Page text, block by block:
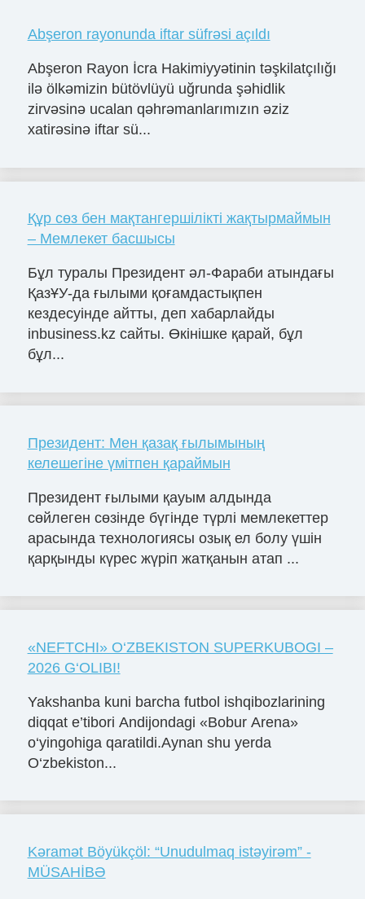
Abşeron rayonunda iftar süfrəsi açıldı
Abşeron Rayon İcra Hakimiyyətinin təşkilatçılığı
ilə ölkəmizin bütövlüyü uğrunda şəhidlik
zirvəsinə ucalan qəhrəmanlarımızın əziz
xatirəsinə iftar sü...
Құр сөз бен мақтангершілікті жақтырмаймын
– Мемлекет басшысы
Бұл туралы Президент әл-Фараби атындағы
ҚазҰУ-да ғылыми қоғамдастықпен
кездесуінде айтты, деп хабарлайды
inbusiness.kz сайты. Өкінішке қарай, бұл
бұл...
Президент: Мен қазақ ғылымының
келешегіне үмітпен қараймын
Президент ғылыми қауым алдында
сөйлеген сөзінде бүгінде түрлі мемлекеттер
арасында технологиясы озық ел болу үшін
қарқынды күрес жүріп жатқанын атап ...
«NЕFTCHI» O‘ZBЕKISTON SUPЕRKUBOGI –
2026 G‘OLIBI!
Yakshanba kuni barcha futbol ishqibozlarining
diqqat e’tibori Andijondagi «Bobur Arena»
o‘yingohiga qaratildi.Aynan shu yerda
O‘zbekiston...
Kəramət Böyükçöl: “Unudulmaq istəyirəm” -
MÜSAHİBƏ